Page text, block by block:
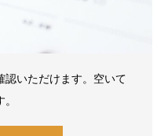
認いただけます。空いて